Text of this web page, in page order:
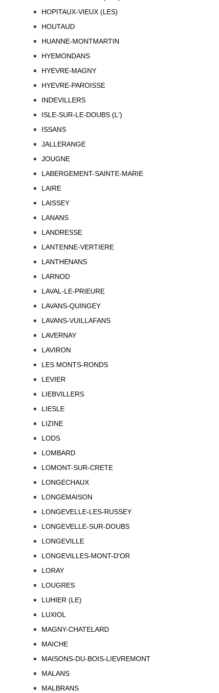
HOPITAUX-VIEUX (LES)
HOUTAUD
HUANNE-MONTMARTIN
HYEMONDANS
HYEVRE-MAGNY
HYEVRE-PAROISSE
INDEVILLERS
ISLE-SUR-LE-DOUBS (L')
ISSANS
JALLERANGE
JOUGNE
LABERGEMENT-SAINTE-MARIE
LAIRE
LAISSEY
LANANS
LANDRESSE
LANTENNE-VERTIERE
LANTHENANS
LARNOD
LAVAL-LE-PRIEURE
LAVANS-QUINGEY
LAVANS-VUILLAFANS
LAVERNAY
LAVIRON
LES MONTS-RONDS
LEVIER
LIEBVILLERS
LIESLE
LIZINE
LODS
LOMBARD
LOMONT-SUR-CRETE
LONGECHAUX
LONGEMAISON
LONGEVELLE-LES-RUSSEY
LONGEVELLE-SUR-DOUBS
LONGEVILLE
LONGEVILLES-MONT-D'OR
LORAY
LOUGRES
LUHIER (LE)
LUXIOL
MAGNY-CHATELARD
MAICHE
MAISONS-DU-BOIS-LIEVREMONT
MALANS
MALBRANS